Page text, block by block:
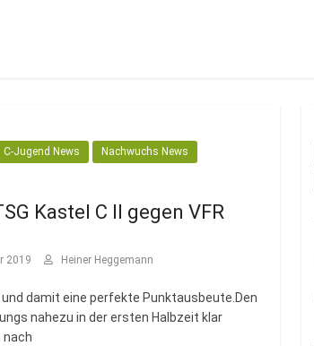
C-Jugend News Nachwuchs News
Kastel C II gegen VFR
2019 Heiner Heggemann
und damit eine perfekte Punktausbeute.Den
nahezu in der ersten Halbzeit klar
nach